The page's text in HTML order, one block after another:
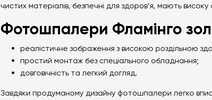
чистих матеріалів, безпечні для здоров’я, мають високу
Фотошпалери Фламінго
реалістичне зображення з високою роздільною
простий монтаж без спеціального обладнання;
довговічність та легкий догляд.
Завдяки продуманому дизайну фотошпалери легко